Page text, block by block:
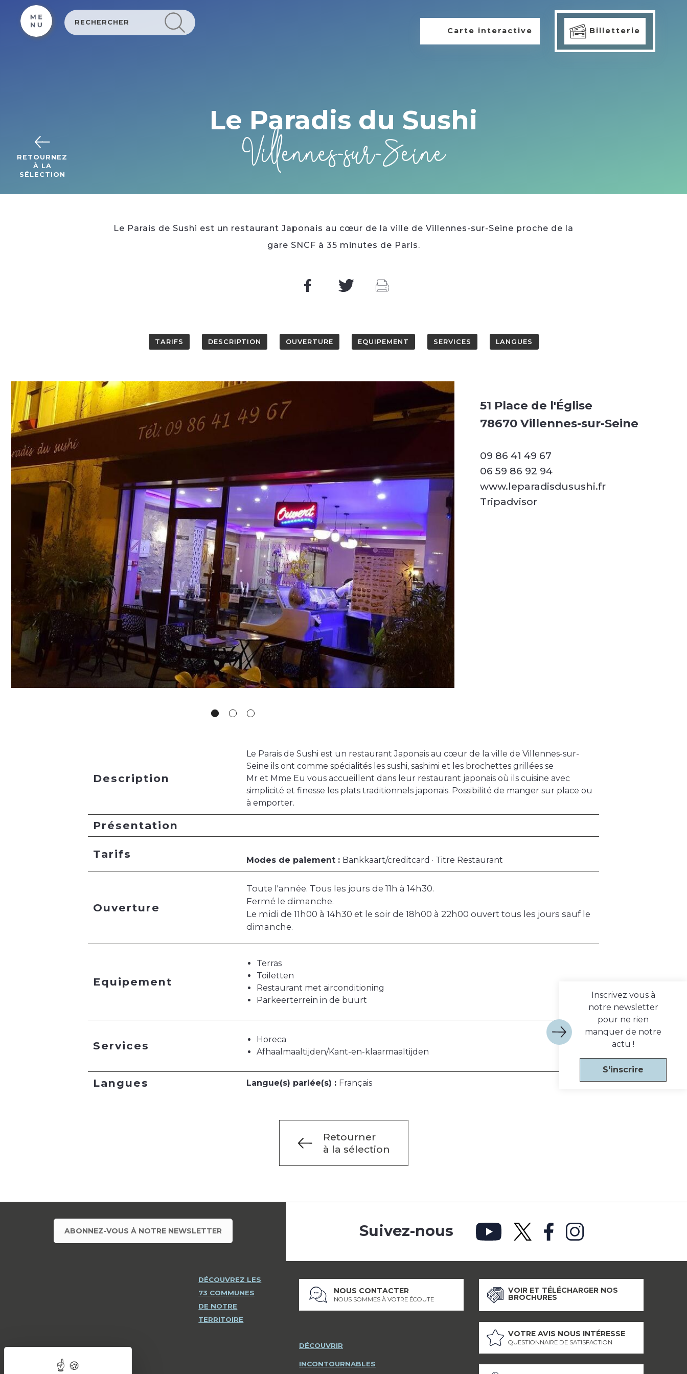
Carte interactive Billetterie
RETOURNEZ
À LA
SÉLECTION
Le Paradis du Sushi
Villennes-sur-Seine
Le Parais de Sushi est un restaurant Japonais au cœur de la ville de Villennes-sur-Seine proche de la
gare SNCF à 35 minutes de Paris.
TARIFS DESCRIPTION OUVERTURE EQUIPEMENT SERVICES LANGUES
51 Place de l'Église
78670 Villennes-sur-Seine
09 86 41 49 67
06 59 86 92 94
www.leparadisdusushi.fr
Tripadvisor
Description
Le Parais de Sushi est un restaurant Japonais au cœur de la ville de Villennes-sur-
Seine ils ont comme spécialités les sushi, sashimi et les brochettes grillées se
Mr et Mme Eu vous accueillent dans leur restaurant japonais où ils cuisine avec
simplicité et finesse les plats traditionnels japonais. Possibilité de manger sur place ou
à emporter.
Présentation
Tarifs Modes de paiement : Bankkaart/creditcard · Titre Restaurant
Ouverture
Toute l'année. Tous les jours de 11h à 14h30.
Fermé le dimanche.
Le midi de 11h00 à 14h30 et le soir de 18h00 à 22h00 ouvert tous les jours sauf le
dimanche.
Equipement
Terras
Toiletten
Restaurant met airconditioning
Parkeerterrein in de buurt
Services
Horeca
Afhaalmaaltijden/Kant-en-klaarmaaltijden
Langues Langue(s) parlée(s) : Français
Retourner
à la sélection
Inscrivez vous à
notre newsletter
pour ne rien
manquer de notre
actu !
S'inscrire
ABONNEZ-VOUS À NOTRE NEWSLETTER
DÉCOUVREZ LES
73 COMMUNES
DE NOTRE
TERRITOIRE
Suivez-nous
NOUS CONTACTER
NOUS SOMMES À VOTRE ÉCOUTE
DÉCOUVRIR
INCONTOURNABLES
VOIR ET TÉLÉCHARGER NOS
BROCHURES
VOTRE AVIS NOUS INTÉRESSE
QUESTIONNAIRE DE SATISFACTION
Cookies beheer paneel